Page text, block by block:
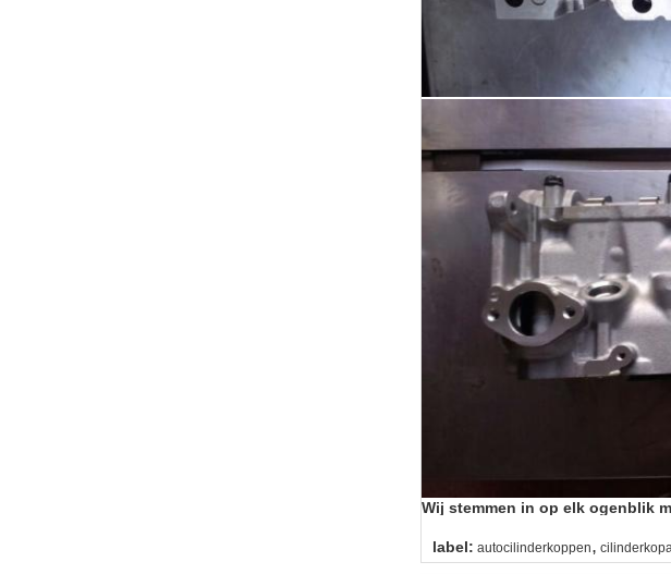
Wij stemmen in op elk ogenblik
label: autocilinderkoppen,